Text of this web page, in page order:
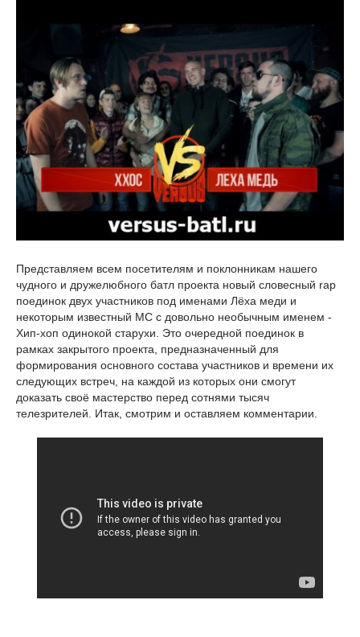
Представляем всем посетителям и поклонникам нашего
чудного и дружелюбного батл проекта новый словесный rap
поединок двух участников под именами Лёха меди и
некоторым известный МС с довольно необычным именем -
Хип-хоп одинокой старухи. Это очередной поединок в
рамках закрытого проекта, предназначенный для
формирования основного состава участников и времени их
следующих встреч, на каждой из которых они смогут
доказать своё мастерство перед сотнями тысяч
телезрителей. Итак, смотрим и оставляем комментарии.